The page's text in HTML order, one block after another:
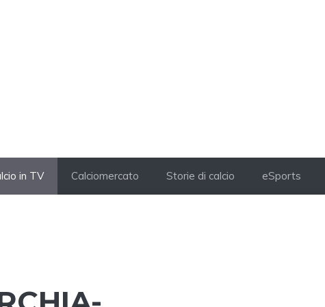
in TV Calciomercato Storie di calcio eSports